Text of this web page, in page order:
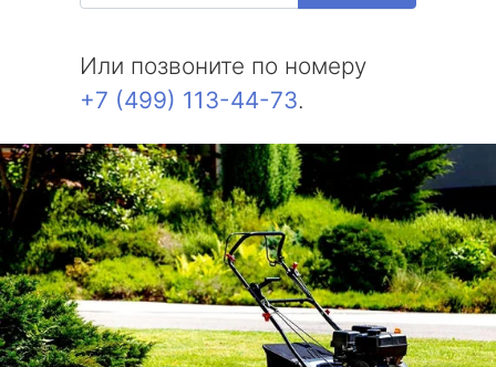
Или позвоните по номеру
+7 (499) 113-44-73.